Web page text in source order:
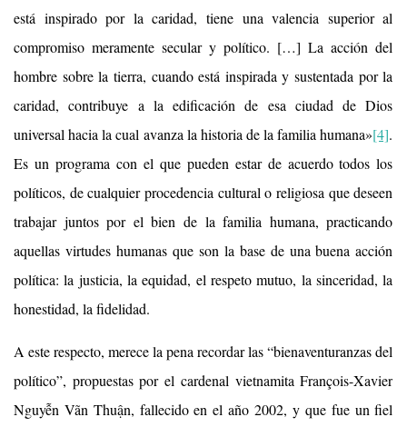
está inspirado por la caridad, tiene una valencia superior al
compromiso meramente secular y político. […] La acción del
hombre sobre la tierra, cuando está inspirada y sustentada por la
caridad, contribuye a la edificación de esa ciudad de Dios
universal hacia la cual avanza la historia de la familia humana»[4].
Es un programa con el que pueden estar de acuerdo todos los
políticos, de cualquier procedencia cultural o religiosa que deseen
trabajar juntos por el bien de la familia humana, practicando
aquellas virtudes humanas que son la base de una buena acción
política: la justicia, la equidad, el respeto mutuo, la sinceridad, la
honestidad, la fidelidad.
A este respecto, merece la pena recordar las “bienaventuranzas del
político”, propuestas por el cardenal vietnamita François-Xavier
Nguyễn Vãn Thuận, fallecido en el año 2002, y que fue un fiel